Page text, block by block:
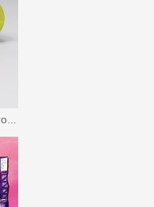
Sometimes I Might Be Introvert (限定盤)